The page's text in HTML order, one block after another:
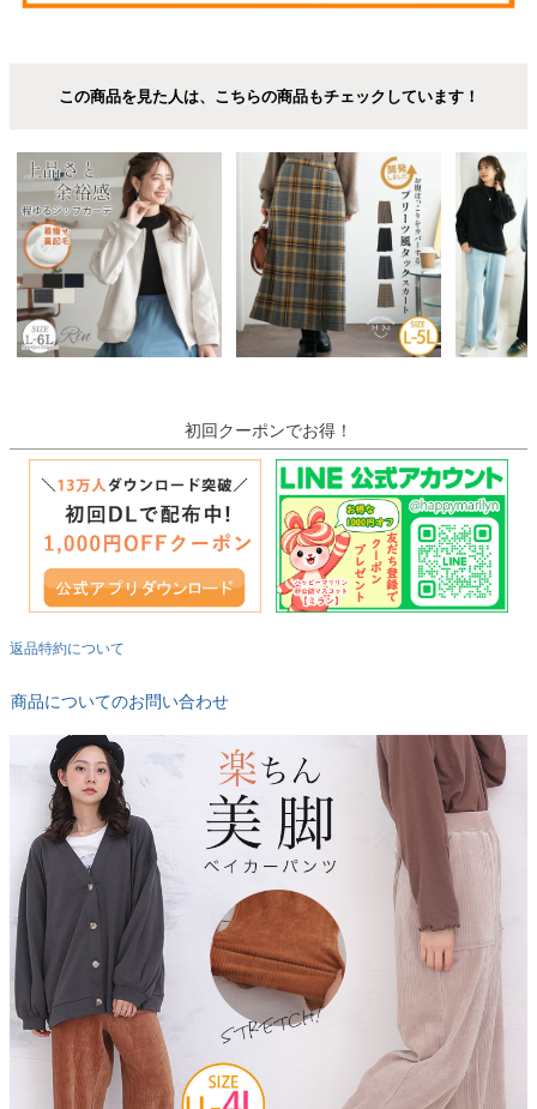
この商品を見た人は、こちらの商品もチェックしています！
初回クーポンでお得！
返品特約について
商品についてのお問い合わせ